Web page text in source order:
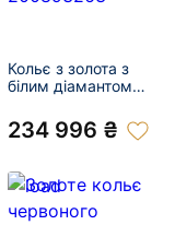
Кольє з золота з
білим діамантом
234 996 ₴